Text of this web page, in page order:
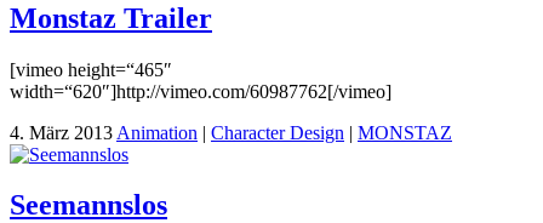
Monstaz Trailer
[vimeo height=“465″
width=“620″]http://vimeo.com/60987762[/vimeo]
4. März 2013 Animation | Character Design | MONSTAZ
Seemannslos